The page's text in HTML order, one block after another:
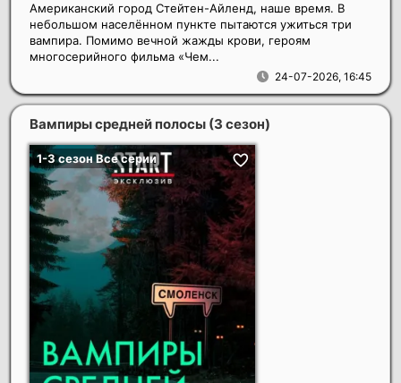
24-07-2026, 16:45
Американский город Стейтен-Айленд, наше время. В
небольшом населённом пункте пытаются ужиться три
вампира. Помимо вечной жажды крови, героям
многосерийного фильма «Чем...
Вампиры средней полосы (3 сезон)